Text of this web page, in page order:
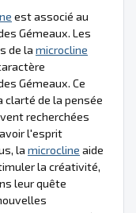
est associé au
Gémeaux. Les
de la microcline
Gémeaux. Ce
de la pensée
recherchées
l'esprit
la microcline aide
la créativité,
leur quête